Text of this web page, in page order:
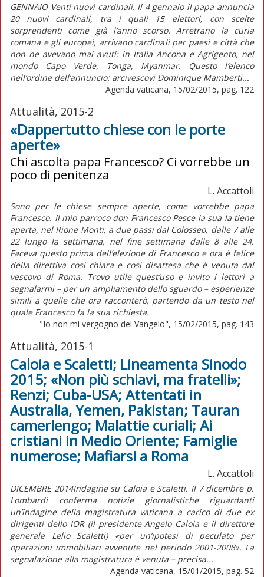
GENNAIO Venti nuovi cardinali. Il 4 gennaio il papa annuncia
20 nuovi cardinali, tra i quali 15 elettori, con scelte
sorprendenti come già l’anno scorso. Arretrano la curia
romana e gli europei, arrivano cardinali per paesi e città che
non ne avevano mai avuti: in Italia Ancona e Agrigento, nel
mondo Capo Verde, Tonga, Myanmar. Questo l’elenco
nell’ordine dell’annuncio: arcivescovi Dominique Mamberti...
Agenda vaticana, 15/02/2015, pag. 122
Attualità, 2015-2
«Dappertutto chiese con le porte
aperte»
Chi ascolta papa Francesco? Ci vorrebbe un
poco di penitenza
L. Accattoli
Sono per le chiese sempre aperte, come vorrebbe papa
Francesco. Il mio parroco don Francesco Pesce la sua la tiene
aperta, nel Rione Monti, a due passi dal Colosseo, dalle 7 alle
22 lungo la settimana, nel fine settimana dalle 8 alle 24.
Faceva questo prima dell’elezione di Francesco e ora è felice
della direttiva così chiara e così disattesa che è venuta dal
vescovo di Roma. Trovo utile quest’uso e invito i lettori a
segnalarmi – per un ampliamento dello sguardo – esperienze
simili a quelle che ora racconterò, partendo da un testo nel
quale Francesco fa la sua richiesta.
"Io non mi vergogno del Vangelo", 15/02/2015, pag. 143
Attualità, 2015-1
Caloia e Scaletti; Lineamenta Sinodo
2015; «Non più schiavi, ma fratelli»;
Renzi; Cuba-USA; Attentati in
Australia, Yemen, Pakistan; Tauran
camerlengo; Malattie curiali; Ai
cristiani in Medio Oriente; Famiglie
numerose; Mafiarsi a Roma
L. Accattoli
DICEMBRE 2014Indagine su Caloia e Scaletti. Il 7 dicembre p.
Lombardi conferma notizie giornalistiche riguardanti
un’indagine della magistratura vaticana a carico di due ex
dirigenti dello IOR (il presidente Angelo Caloia e il direttore
generale Lelio Scaletti) «per un’ipotesi di peculato per
operazioni immobiliari avvenute nel periodo 2001-2008». La
segnalazione alla magistratura è venuta – precisa...
Agenda vaticana, 15/01/2015, pag. 52